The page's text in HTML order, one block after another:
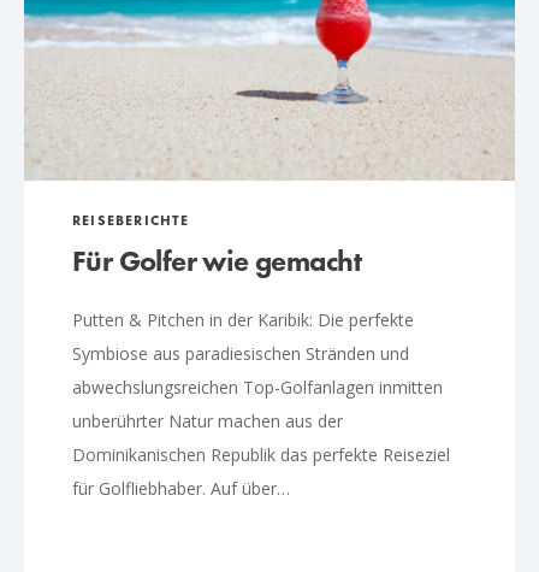
REISEBERICHTE
Für Golfer wie gemacht
Putten & Pitchen in der Karibik: Die perfekte
Symbiose aus paradiesischen Stränden und
abwechslungsreichen Top-Golfanlagen inmitten
unberührter Natur machen aus der
Dominikanischen Republik das perfekte Reiseziel
für Golfliebhaber. Auf über…